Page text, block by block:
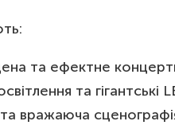
та ефектне
та гігантські
вражаюча